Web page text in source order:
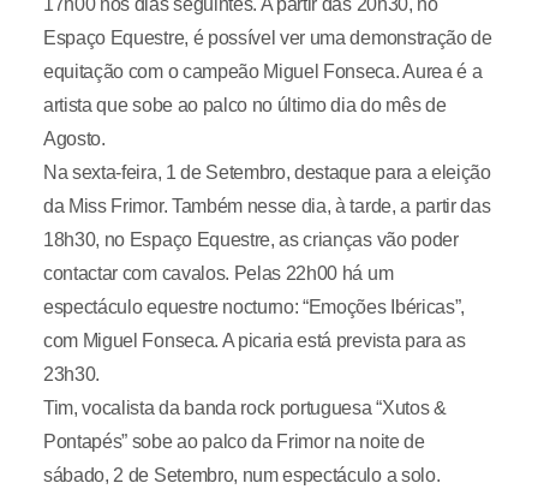
17h00 nos dias seguintes. A partir das 20h30, no
Espaço Equestre, é possível ver uma demonstração de
equitação com o campeão Miguel Fonseca. Aurea é a
artista que sobe ao palco no último dia do mês de
Agosto.
Na sexta-feira, 1 de Setembro, destaque para a eleição
da Miss Frimor. Também nesse dia, à tarde, a partir das
18h30, no Espaço Equestre, as crianças vão poder
contactar com cavalos. Pelas 22h00 há um
espectáculo equestre nocturno: “Emoções Ibéricas”,
com Miguel Fonseca. A picaria está prevista para as
23h30.
Tim, vocalista da banda rock portuguesa “Xutos &
Pontapés” sobe ao palco da Frimor na noite de
sábado, 2 de Setembro, num espectáculo a solo.